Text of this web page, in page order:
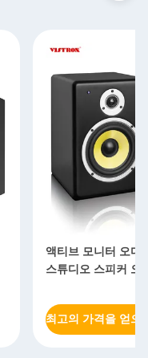
액티브 모니터 오디
스튜디오 스피커 오
최고의 가격을 얻으